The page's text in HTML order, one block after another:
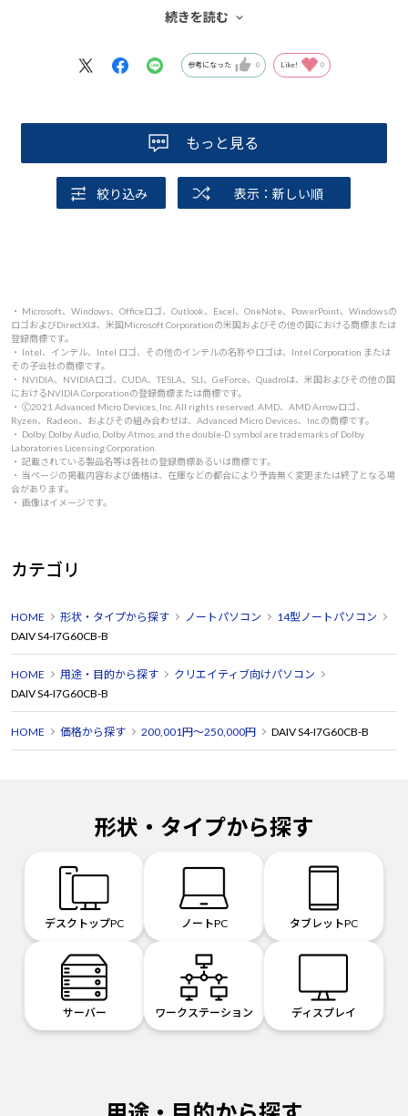
今回悩みに悩んで購入に至りました。
いい内容に出来たと思います。
続きを読む
参考になった 0 Like! 0
もっと見る
絞り込み 表示：新しい順
・ Microsoft、Windows、Officeロゴ、Outlook、Excel、OneNote、PowerPoint、Windowsの
ロゴおよびDirectXは、米国Microsoft Corporationの米国およびその他の国における商標または
登録商標です。
・ Intel、インテル、Intel ロゴ、その他のインテルの名称やロゴは、Intel Corporation または
その子会社の商標です。
・ NVIDIA、NVIDIAロゴ、CUDA、TESLA、SLI、GeForce、Quadroは、米国およびその他の国
におけるNVIDIA Corporationの登録商標または商標です。
・ 🄫2021 Advanced Micro Devices, Inc. All rights reserved. AMD、AMD Arrowロゴ、
Ryzen、Radeon、およびその組み合わせは、Advanced Micro Devices、Inc.の商標です。
・ Dolby, Dolby Audio, Dolby Atmos, and the double-D symbol are trademarks of Dolby
Laboratories Licensing Corporation.
・ 記載されている製品名等は各社の登録商標あるいは商標です。
・ 当ページの掲載内容および価格は、在庫などの都合により予告無く変更または終了となる場
合があります。
・ 画像はイメージです。
カテゴリ
HOME 形状・タイプから探す ノートパソコン
14型ノートパソコン
DAIV S4-I7G60CB-B
HOME 用途・目的から探す
クリエイティブ向けパソコン
DAIV S4-I7G60CB-B
HOME 価格から探す 200,001円～250,000円 DAIV S4-I7G60CB-B
形状・タイプから探す
デスクトップPC ノートPC タブレットPC
サーバー ワークステーション ディスプレイ